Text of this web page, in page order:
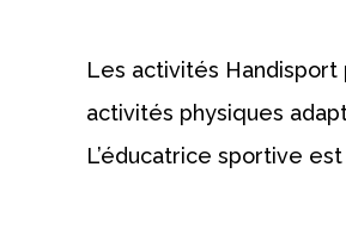
Les activités
activités physiques
L’éducatrice sportive